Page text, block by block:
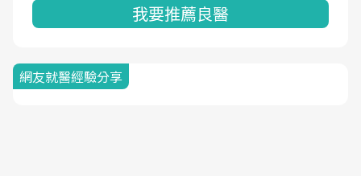
我要推薦良醫
網友就醫經驗分享